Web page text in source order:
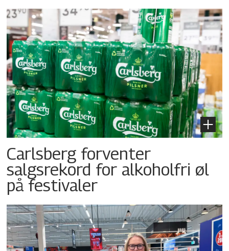
Carlsberg forventer
salgsrekord for alkoholfri øl
på festivaler